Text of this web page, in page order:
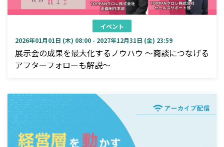
イベント
2026年01月01日 (木) 08:00 - 2027年12月31日 (金) 23:59
展示会の成果を最大化するノウハウ ～商談につなげる
アフターフォローも解説～